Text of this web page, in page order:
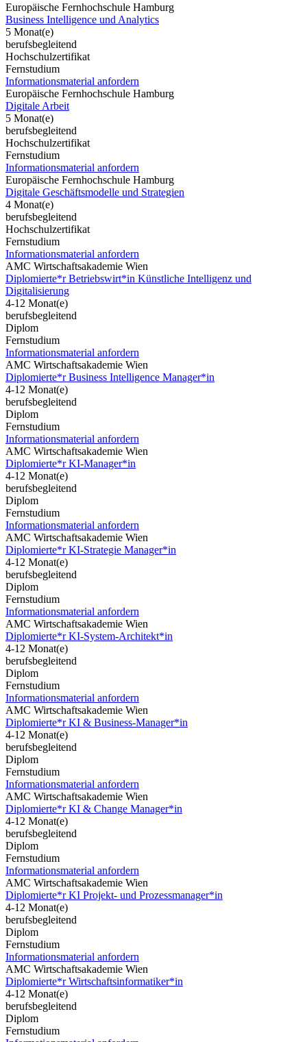
Europäische Fernhochschule Hamburg
Business Intelligence und Analytics
5 Monat(e)
berufsbegleitend
Hochschulzertifikat
Fernstudium
Informationsmaterial anfordern
Europäische Fernhochschule Hamburg
Digitale Arbeit
5 Monat(e)
berufsbegleitend
Hochschulzertifikat
Fernstudium
Informationsmaterial anfordern
Europäische Fernhochschule Hamburg
Digitale Geschäftsmodelle und Strategien
4 Monat(e)
berufsbegleitend
Hochschulzertifikat
Fernstudium
Informationsmaterial anfordern
AMC Wirtschaftsakademie Wien
Diplomierte*r Betriebswirt*in Künstliche Intelligenz und
Digitalisierung
4-12 Monat(e)
berufsbegleitend
Diplom
Fernstudium
Informationsmaterial anfordern
AMC Wirtschaftsakademie Wien
Diplomierte*r Business Intelligence Manager*in
4-12 Monat(e)
berufsbegleitend
Diplom
Fernstudium
Informationsmaterial anfordern
AMC Wirtschaftsakademie Wien
Diplomierte*r KI-Manager*in
4-12 Monat(e)
berufsbegleitend
Diplom
Fernstudium
Informationsmaterial anfordern
AMC Wirtschaftsakademie Wien
Diplomierte*r KI-Strategie Manager*in
4-12 Monat(e)
berufsbegleitend
Diplom
Fernstudium
Informationsmaterial anfordern
AMC Wirtschaftsakademie Wien
Diplomierte*r KI-System-Architekt*in
4-12 Monat(e)
berufsbegleitend
Diplom
Fernstudium
Informationsmaterial anfordern
AMC Wirtschaftsakademie Wien
Diplomierte*r KI & Business-Manager*in
4-12 Monat(e)
berufsbegleitend
Diplom
Fernstudium
Informationsmaterial anfordern
AMC Wirtschaftsakademie Wien
Diplomierte*r KI & Change Manager*in
4-12 Monat(e)
berufsbegleitend
Diplom
Fernstudium
Informationsmaterial anfordern
AMC Wirtschaftsakademie Wien
Diplomierte*r KI Projekt- und Prozessmanager*in
4-12 Monat(e)
berufsbegleitend
Diplom
Fernstudium
Informationsmaterial anfordern
AMC Wirtschaftsakademie Wien
Diplomierte*r Wirtschaftsinformatiker*in
4-12 Monat(e)
berufsbegleitend
Diplom
Fernstudium